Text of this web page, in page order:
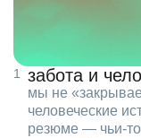
забота и
мы не
человеческие
резюме —